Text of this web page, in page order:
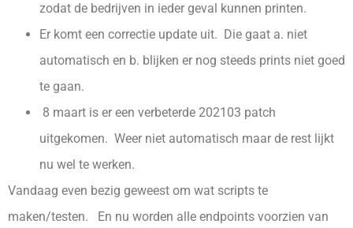
zodat de bedrijven in ieder geval kunnen printen.
Er komt een correctie update uit. Die gaat a. niet
automatisch en b. blijken er nog steeds prints niet goed
te gaan.
8 maart is er een verbeterde 202103 patch
uitgekomen. Weer niet automatisch maar de rest lijkt
nu wel te werken.
Vandaag even bezig geweest om wat scripts te
maken/testen. En nu worden alle endpoints voorzien van